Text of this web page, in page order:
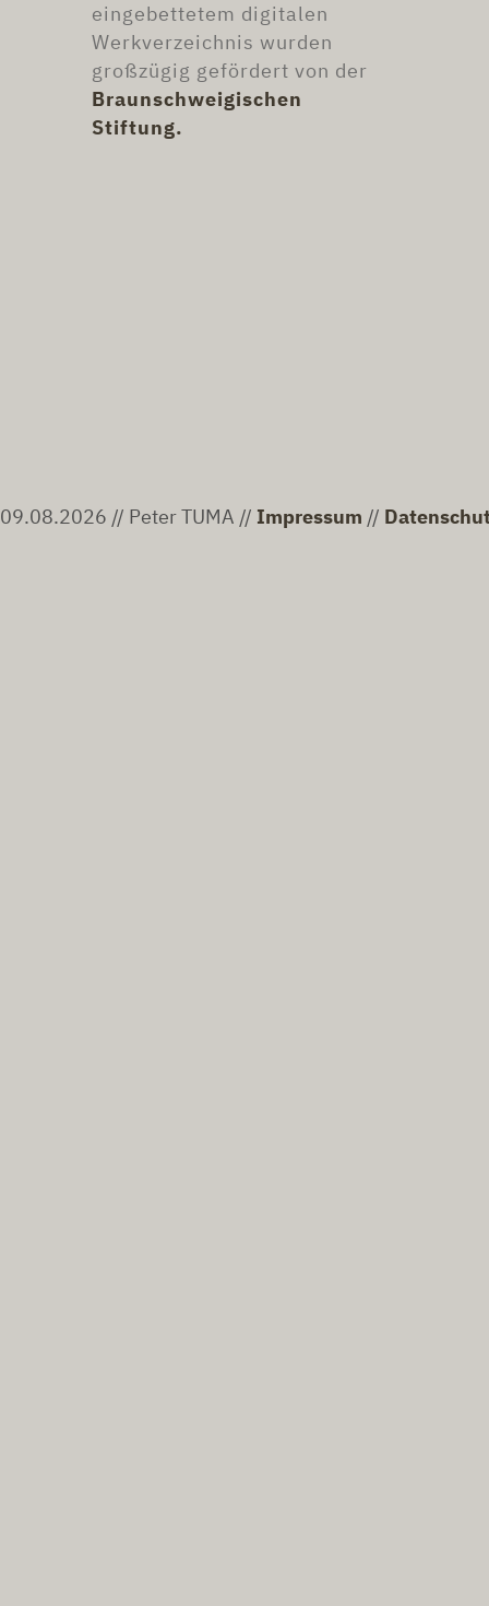
eingebettetem digitalen
Werkverzeichnis wurden
großzügig gefördert von der
Braunschweigischen
Stiftung.
09.08.2026 // Peter TUMA // Impressum //